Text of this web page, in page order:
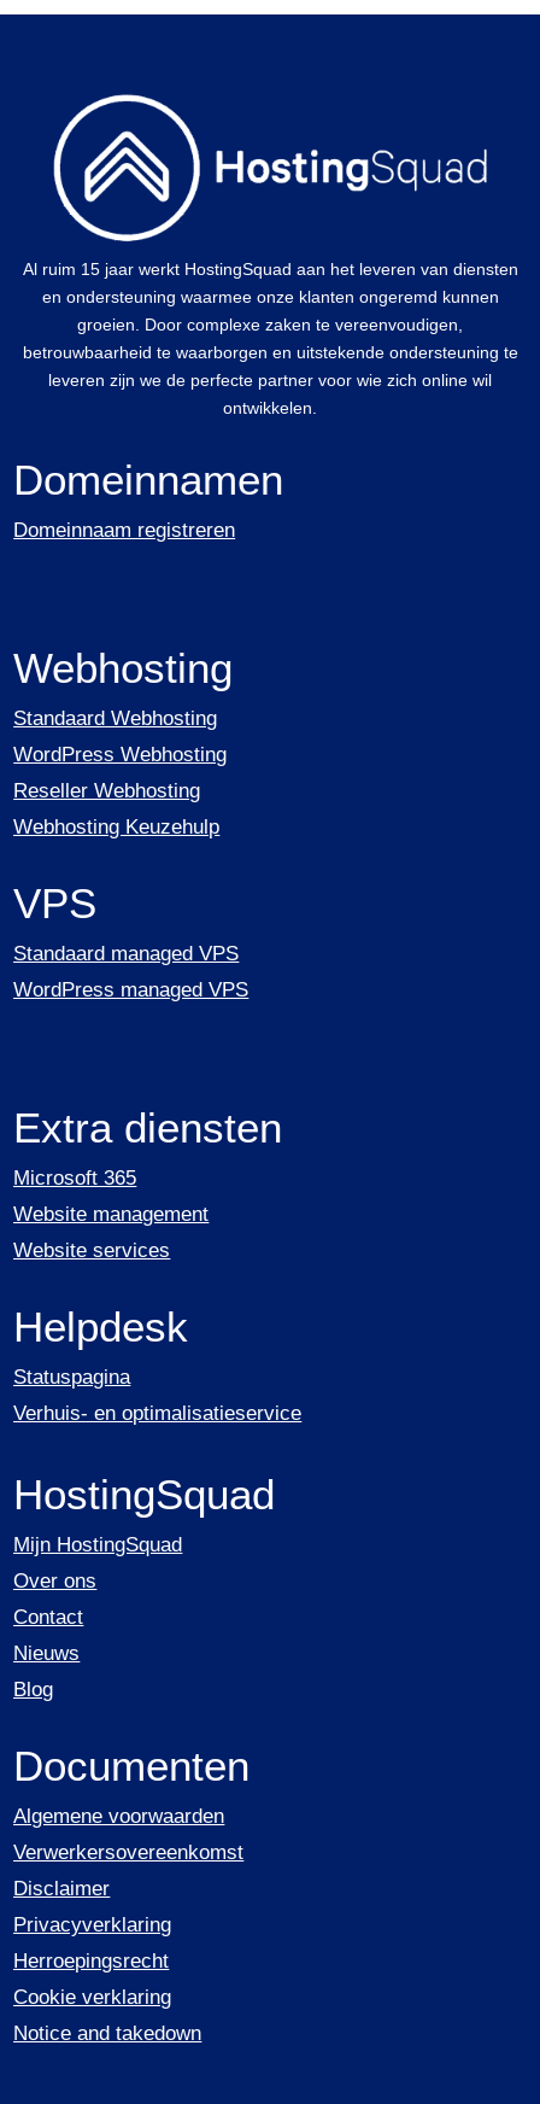
Al ruim 15 jaar werkt HostingSquad aan het leveren van diensten
en ondersteuning waarmee onze klanten ongeremd kunnen
groeien. Door complexe zaken te vereenvoudigen,
betrouwbaarheid te waarborgen en uitstekende ondersteuning te
leveren zijn we de perfecte partner voor wie zich online wil
ontwikkelen.
Domeinnamen
Domeinnaam registreren
Webhosting
Standaard Webhosting
WordPress Webhosting
Reseller Webhosting
Webhosting Keuzehulp
VPS
Standaard managed VPS
WordPress managed VPS
Extra diensten
Microsoft 365
Website management
Website services
Helpdesk
Statuspagina
Verhuis- en optimalisatieservice
HostingSquad
Mijn HostingSquad
Over ons
Contact
Nieuws
Blog
Documenten
Algemene voorwaarden
Verwerkersovereenkomst
Disclaimer
Privacyverklaring
Herroepingsrecht
Cookie verklaring
Notice and takedown